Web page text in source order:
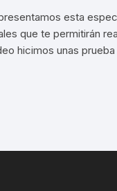
esta
que te permitirán
hicimos unas prueba